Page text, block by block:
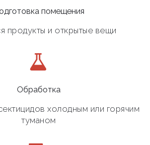
помещения
продукты и открытые вещи
Обработка
холодным или горячим
туманом